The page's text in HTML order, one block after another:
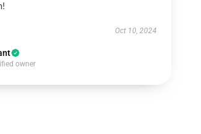
Oct 10, 2024
owner